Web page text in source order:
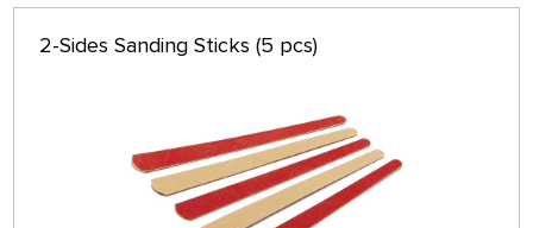
2-Sides Sanding Sticks (5 pcs)